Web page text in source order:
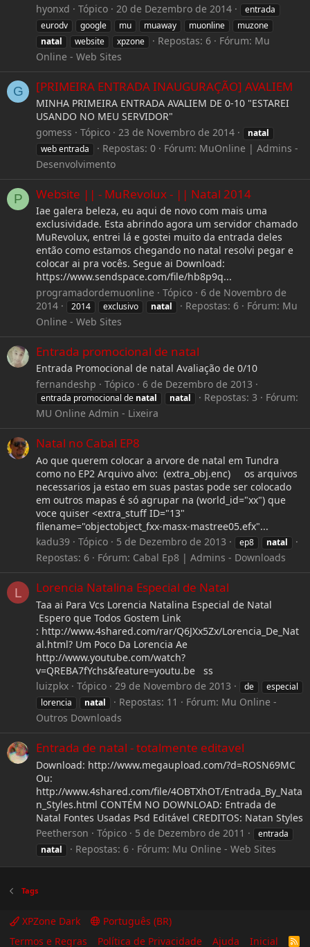
hyonxd
Tópico 20 de Dezembro de 2014
entrada
eurodv
google mu muaway muonline
muzone
natal
website xpzone Repostas: 6 Fórum: Mu
Online - Web Sites
G [PRIMEIRA ENTRADA INAUGURAÇÃO] AVALIEM
MINHA PRIMEIRA ENTRADA AVALIEM DE 0-10 "ESTAREI
USANDO NO MEU SERVIDOR"
gomess
Tópico 23 de Novembro de 2014
natal
web entrada
Repostas: 0 Fórum: MuOnline | Admins -
Desenvolvimento
P Website || - MuRevolux - || Natal 2014
Iae galera beleza, eu aqui de novo com mais uma
exclusividade. Esta abrindo agora um servidor chamado
MuRevolux, entrei lá e gostei muito da entrada deles
então como estamos chegando no natal resolvi pegar e
colocar ai pra vocês. Segue ai Download:
https://www.sendspace.com/file/hb8p9q...
programadordemuonline
Tópico
6 de Novembro de
2014
2014 exclusivo natal Repostas: 6 Fórum: Mu
Online - Web Sites
Entrada promocional de natal
Entrada Promocional de natal Avaliação de 0/10
fernandeshp
Tópico 6 de Dezembro de 2013
entrada promocional de natal natal Repostas: 3
Fórum:
MU Online Admin - Lixeira
Natal no Cabal EP8
Ao que querem colocar a arvore de natal em Tundra
como no EP2 Arquivo alvo: (extra_obj.enc) os arquivos
necessarios ja estao em suas pastas pode ser colocado
em outros mapas é só agrupar na (world_id="xx") que
voce quiser <extra_stuff ID="13"
filename="objectobject_fxx-masx-mastree05.efx"...
kadu39
Tópico 5 de Dezembro de 2013 ep8 natal
Repostas: 6 Fórum: Cabal Ep8 | Admins - Downloads
L Lorencia Natalina Especial de Natal
Taa ai Para Vcs Lorencia Natalina Especial de Natal
Espero que Todos Gostem Link
: http://www.4shared.com/rar/Q6JXx5Zx/Lorencia_De_Nat
al.html? Um Poco Da Lorencia Ae
http://www.youtube.com/watch?
v=QREBA7fYchs&feature=youtu.be ss
luizpkx
Tópico 29 de Novembro de 2013 de
especial
lorencia
natal Repostas: 11 Fórum: Mu Online -
Outros Downloads
Entrada de natal - totalmente editavel
Download: http://www.megaupload.com/?d=ROSN69MC
Ou:
http://www.4shared.com/file/4OBTXhOT/Entrada_By_Nata
n_Styles.html CONTÉM NO DOWNLOAD: Entrada de
Natal Fontes Usadas Psd Editável CREDITOS: Natan Styles
Peetherson
Tópico 5 de Dezembro de 2011
entrada
natal
Repostas: 6 Fórum: Mu Online - Web Sites
Tags
XPZone Dark
Português (BR)
Termos e Regras
Política de Privacidade Ajuda Inicial
R